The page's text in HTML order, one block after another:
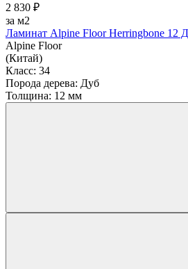
2 830 ₽
за м2
Ламинат Alpine Floor Herringbone 12
Alpine Floor
(Китай)
Класс: 34
Порода дерева: Дуб
Толщина: 12 мм